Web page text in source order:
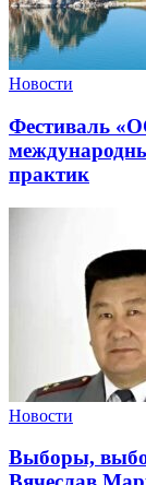
Новости
Фестиваль
практик
Новости
Выборы,